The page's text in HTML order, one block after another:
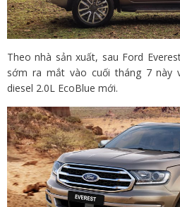
Theo nhà sản xuất, sau Ford
sớm ra mắt vào cuối tháng 7 này
diesel 2.0L EcoBlue mới.